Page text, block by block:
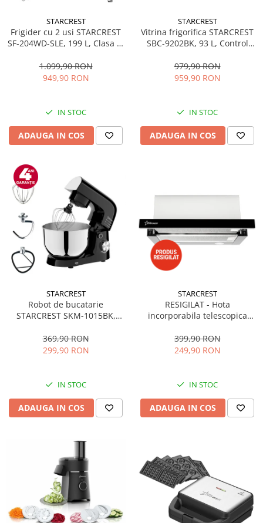
STARCREST
Frigider cu 2 usi STARCREST
SF-204WD-SLE, 199 L, Clasa E,
Termostat Ajustabil, Usi
reversibile, H 143 cm, Argintiu
1.099,90 RON
949,90 RON
IN STOC
ADAUGA IN COS
STARCREST
Vitrina frigorifica STARCREST
SBC-9202BK, 93 L, Control
83.2 cm, Negru
979,90 RON
959,90 RON
IN STOC
ADAUGA IN COS
STARCREST
Robot de bucatarie
STARCREST SKM-1015BK,
Accesorii, 10 Viteze + Pulse,
Negru
369,90 RON
299,90 RON
IN STOC
ADAUGA IN COS
STARCREST
RESIGILAT - Hota
incorporabila telescopica
Putere de absorbtie 550 m3/h,
1 Motor, 2 Trepte putere, 60
399,90 RON
249,90 RON
IN STOC
ADAUGA IN COS